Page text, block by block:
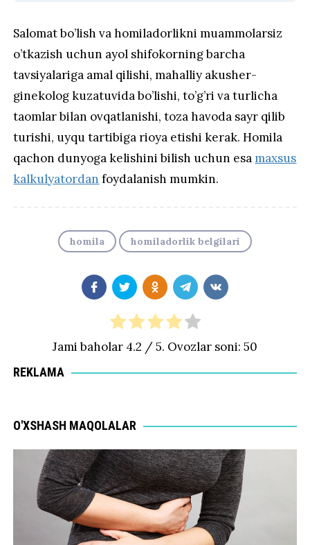
Salomat bo’lish va homiladorlikni muammolarsiz
o’tkazish uchun ayol shifokorning barcha
tavsiyalariga amal qilishi, mahalliy akusher-
ginekolog kuzatuvida bo’lishi, to’g’ri va turlicha
taomlar bilan ovqatlanishi, toza havoda sayr qilib
turishi, uyqu tartibiga rioya etishi kerak. Homila
qachon dunyoga kelishini bilish uchun esa maxsus
kalkulyatordan foydalanish mumkin.
homila homiladorlik belgilari
Jami baholar 4.2 / 5. Ovozlar soni: 50
REKLAMA
O'XSHASH MAQOLALAR